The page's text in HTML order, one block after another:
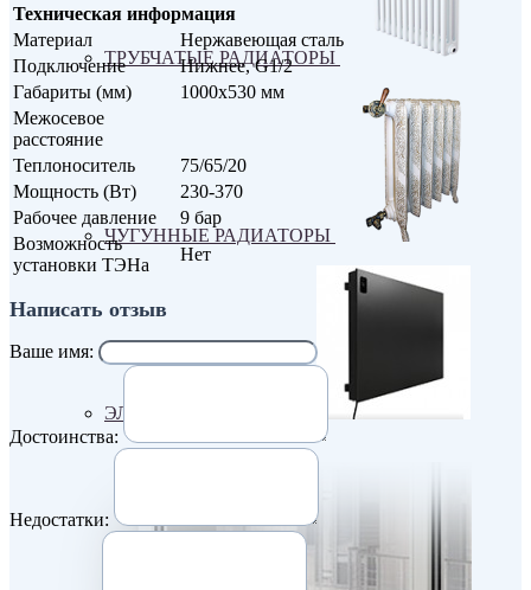
ТРУБЧАТЫЕ РАДИАТОРЫ
ЧУГУННЫЕ РАДИАТОРЫ
ЭЛЕКТРО РАДИАТОРЫ
Техническая информация
Материал
Нержавеющая сталь
Подключение
Нижнее, G1/2
Габариты (мм)
1000х530 мм
Межосевое
расстояние
Теплоноситель
75/65/20
Мощность (Вт)
230-370
Рабочее давление
9 бар
Возможность
установки ТЭНа
Нет
Написать отзыв
Ваше имя:
Достоинства:
Недостатки: